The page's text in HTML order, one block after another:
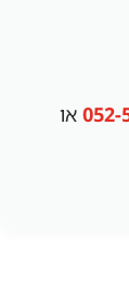
052- או